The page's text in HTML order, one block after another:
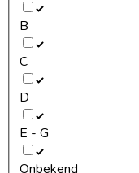
B
C
D
E - G
Onbekend